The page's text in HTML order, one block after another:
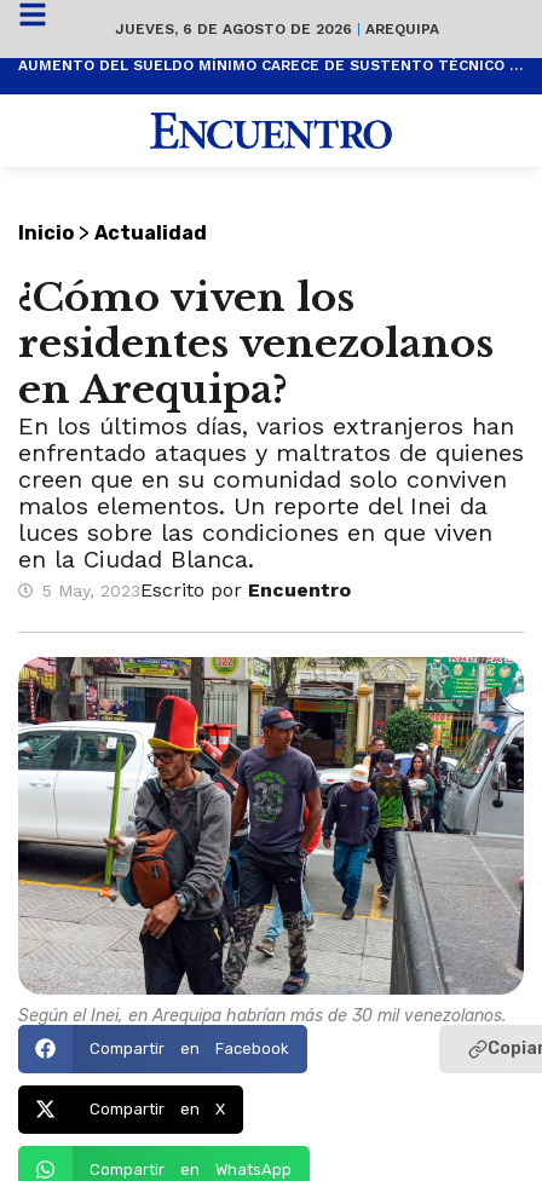
JUEVES, 6 DE AGOSTO DE 2026 | AREQUIPA
AUMENTO DEL SUELDO MÍNIMO CARECE DE SUSTENTO TÉCNICO Y ES POPULISTA
Inicio > Actualidad
¿Cómo viven los
residentes venezolanos
en Arequipa?
En los últimos días, varios extranjeros han
enfrentado ataques y maltratos de quienes
creen que en su comunidad solo conviven
malos elementos. Un reporte del Inei da
luces sobre las condiciones en que viven
en la Ciudad Blanca.
5 May, 2023Escrito por Encuentro
Según el Inei, en Arequipa habrían más de 30 mil venezolanos.
Compartir en Facebook
Compartir en X
Compartir en WhatsApp